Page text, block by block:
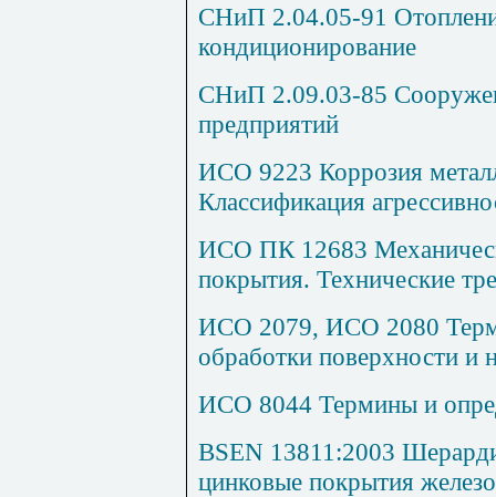
СНиП 2.04.05-91
кондиционирование
СНиП 2.09.03-85
предприятий
ИСО 9223 Коррозия
Классификация
ИСО ПК 12683
покрытия. Технические
ИСО 2079, ИСО 2080
обработки поверхности и
ИСО 8044 Термины и
ВSЕN 13811:2003
цинковые покрытия